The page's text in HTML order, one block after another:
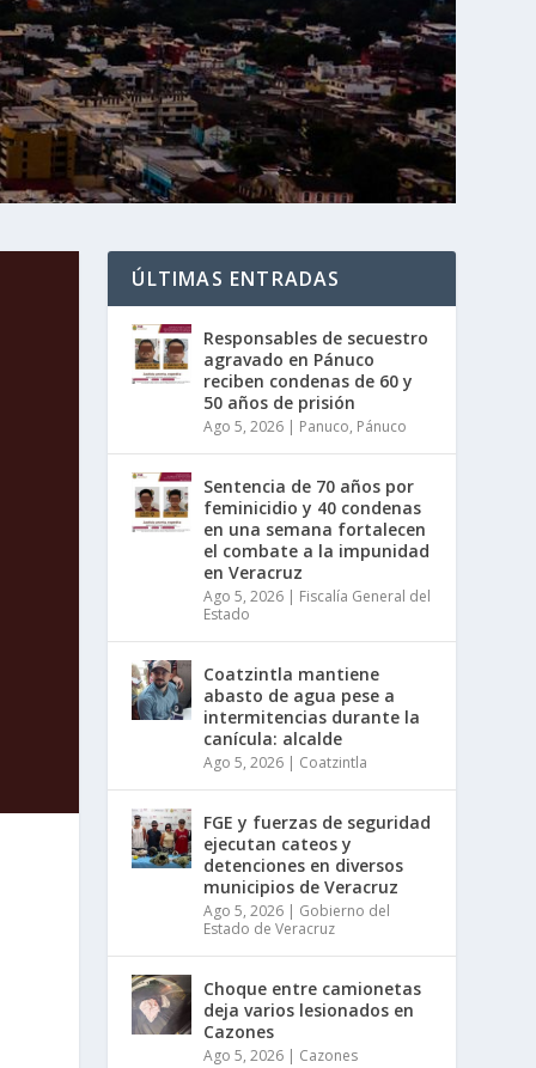
ÚLTIMAS ENTRADAS
Responsables de secuestro
agravado en Pánuco
reciben condenas de 60 y
50 años de prisión
Ago 5, 2026 | Panuco, Pánuco
Sentencia de 70 años por
feminicidio y 40 condenas
en una semana fortalecen
el combate a la impunidad
en Veracruz
Ago 5, 2026 | Fiscalía General del
Estado
Coatzintla mantiene
abasto de agua pese a
intermitencias durante la
canícula: alcalde
Ago 5, 2026 | Coatzintla
FGE y fuerzas de seguridad
ejecutan cateos y
detenciones en diversos
municipios de Veracruz
Ago 5, 2026 | Gobierno del
Estado de Veracruz
Choque entre camionetas
deja varios lesionados en
Cazones
Ago 5, 2026 | Cazones